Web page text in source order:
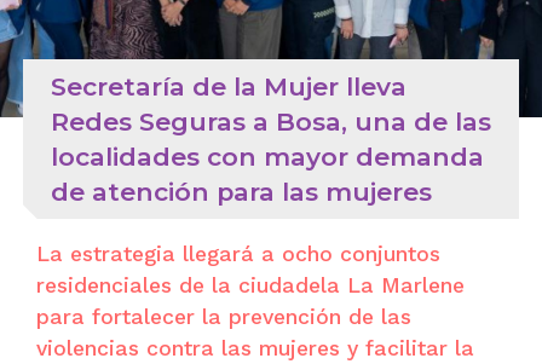
Secretaría de la Mujer lleva
Redes Seguras a Bosa, una de las
localidades con mayor demanda
de atención para las mujeres
La estrategia llegará a ocho conjuntos
residenciales de la ciudadela La Marlene
para fortalecer la prevención de las
violencias contra las mujeres y facilitar la